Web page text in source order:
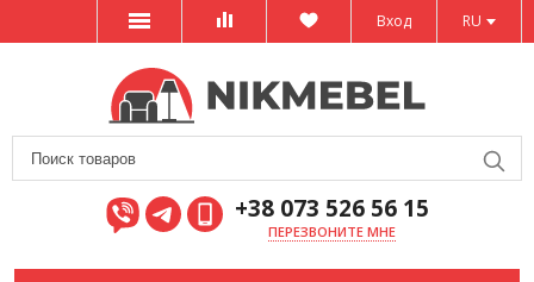
RU
Вход
+38 073 526 56 15
ПЕРЕЗВОНИТЕ МНЕ